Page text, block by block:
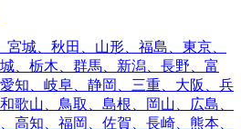
城、秋田、山形、福島、東京、
、栃木、群馬、新潟、長野、富
知、岐阜、静岡、三重、大阪、兵
歌山、鳥取、島根、岡山、広島、
高知、福岡、佐賀、長崎、熊本、